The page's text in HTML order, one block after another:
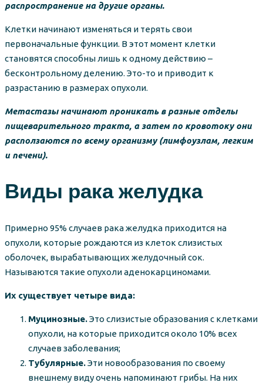
распространение на другие органы.
Клетки начинают изменяться и терять свои
первоначальные функции. В этот момент клетки
становятся способны лишь к одному действию –
бесконтрольному делению. Это-то и приводит к
разрастанию в размерах опухоли.
Метастазы начинают проникать в разные отделы
пищеварительного тракта, а затем по кровотоку они
расползаются по всему организму (лимфоузлам, легким
и печени).
Виды рака желудка
Примерно 95% случаев рака желудка приходится на
опухоли, которые рождаются из клеток слизистых
оболочек, вырабатывающих желудочный сок.
Называются такие опухоли аденокарциномами.
Их существует четыре вида:
Муцинозные.Это слизистые образования с клетками
опухоли, на которые приходится около 10% всех
случаев заболевания;
Тубулярные.Эти новообразования по своему
внешнему виду очень напоминают грибы. На них